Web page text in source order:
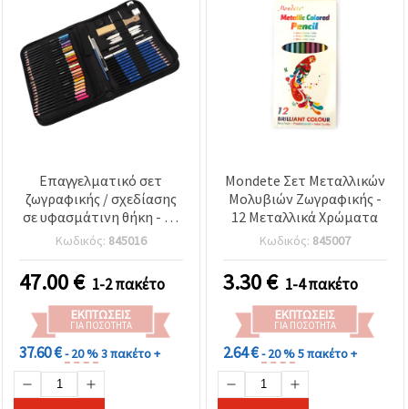
Επαγγελματικό σετ
ζωγραφικής / σχεδίασης
σε υφασμάτινη θήκη - 99
μέρη
Κωδικός: 845016
47.00€ 1-2 πακέτο
ΕΚΠΤΏΣΕΙΣ
ΓΙΑ ΠΟΣΌΤΗΤΑ
37.60 €- 20 %3 πακέτο +
Mondete Σετ Μεταλλικών
Μολυβιών Ζωγραφικής -
12 Μεταλλικά Χρώματα
Κωδικός: 845007
3.30€ 1-4 πακέτο
ΕΚΠΤΏΣΕΙΣ
ΓΙΑ ΠΟΣΌΤΗΤΑ
2.64 €- 20 %5 πακέτο +